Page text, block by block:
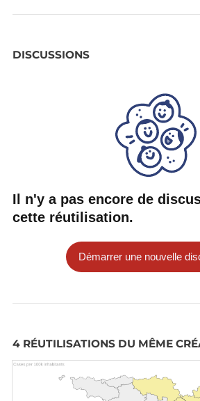
DISCUSSIONS
Il n'y a pas encore de
cette réutilisation.
Démarrer une nouvelle
4 RÉUTILISATIONS DU MÊME